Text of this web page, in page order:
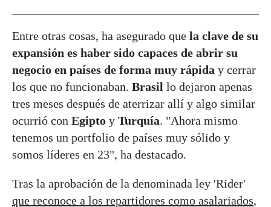
Entre otras cosas, ha asegurado que la clave de su
expansión es haber sido capaces de abrir su
negocio en países de forma muy rápida y cerrar
los que no funcionaban. Brasil lo dejaron apenas
tres meses después de aterrizar allí y algo similar
ocurrió con Egipto y Turquía. "Ahora mismo
tenemos un portfolio de países muy sólido y
somos líderes en 23", ha destacado.
Tras la aprobación de la denominada ley 'Rider'
que reconoce a los repartidores como asalariados,